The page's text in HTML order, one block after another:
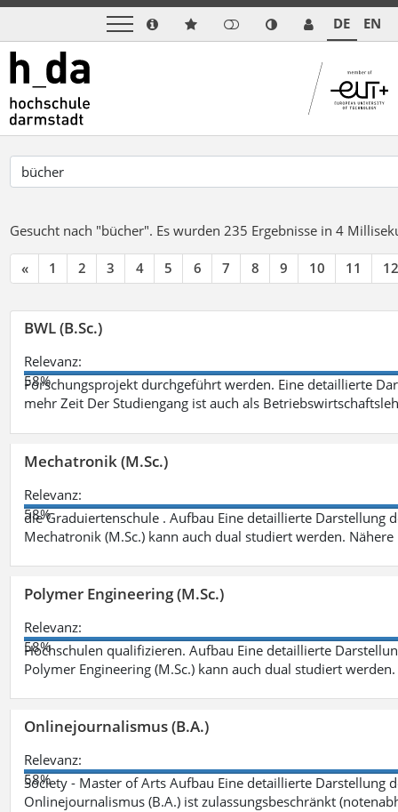
DE EN
Gesucht nach "bücher". Es wurden 235 Ergebnisse in 4
« 1 2 3 4 5 6 7 8 9 10 11 12
BWL (B.Sc.)
Relevanz:
58%
Forschungsprojekt durchgeführt werden. Eine detaillierte
mehr Zeit Der Studiengang ist auch als
Mechatronik (M.Sc.)
Relevanz:
58%
die Graduiertenschule . Aufbau Eine detaillierte Darstellung
Mechatronik (M.Sc.) kann auch dual studiert werden.
Polymer Engineering (M.Sc.)
Relevanz:
58%
Hochschulen qualifizieren. Aufbau Eine detaillierte
Polymer Engineering (M.Sc.) kann auch dual studiert
Onlinejournalismus (B.A.)
Relevanz:
58%
Society - Master of Arts Aufbau Eine detaillierte Darstellung
Onlinejournalismus (B.A.) ist zulassungsbeschränkt